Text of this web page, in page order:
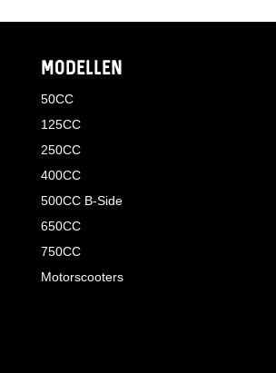
MODELLEN
50CC
125CC
250CC
400CC
500CC B-Side
650CC
750CC
Motorscooters